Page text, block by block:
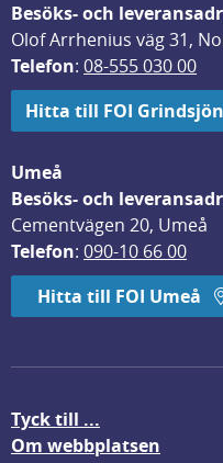
Besöks- och
Olof Arrhenius väg 31,
Telefon: 08-555 030 00
Hitta till FOI Grindsjön
Umeå
Besöks- och
Cementvägen 20, Umeå
Telefon: 090-10 66 00
Hitta till FOI Umeå
Tyck till ...
Om webbplatsen